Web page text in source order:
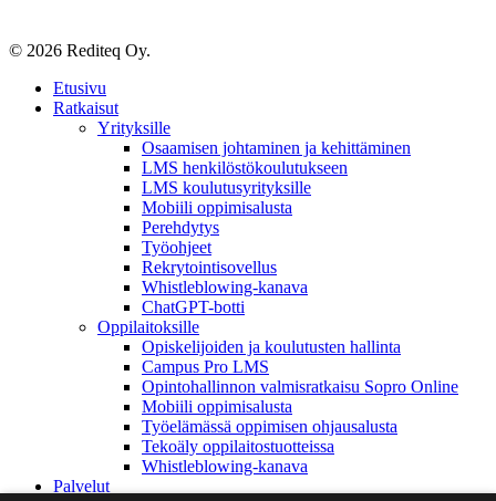
© 2026 Rediteq Oy.
Close
Menu
Etusivu
Ratkaisut
Yrityksille
Osaamisen johtaminen ja kehittäminen
LMS henkilöstökoulutukseen
LMS koulutusyrityksille
Mobiili oppimisalusta
Perehdytys
Työohjeet
Rekrytointisovellus
Whistleblowing-kanava
ChatGPT-botti
Oppilaitoksille
Opiskelijoiden ja koulutusten hallinta
Campus Pro LMS
Opintohallinnon valmisratkaisu Sopro Online
Mobiili oppimisalusta
Työelämässä oppimisen ohjausalusta
Tekoäly oppilaitostuotteissa
Whistleblowing-kanava
Palvelut